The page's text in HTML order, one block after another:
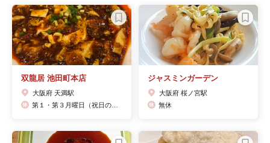
双龍居 池田町本店
大阪府 天満駅
ジャスミンガーデン
大阪府 桜ノ宮駅
無休